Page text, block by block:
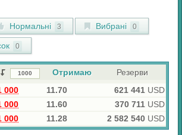
Нормальні 3 Вибрані 0
0
Отримаю
Резерви
000 11.70 621 441 USD
000 11.60 370 711 USD
000 11.28 2 582 540 USD